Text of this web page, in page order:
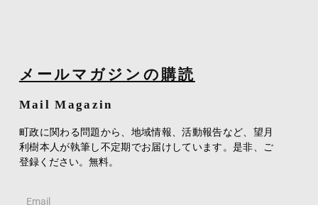
メールマガジンの購読
Mail Magazin
町政に関わる問題から、地域情報、活動報告など、望月
利樹本人が執筆し不定期でお届けしています。是非、ご
登録ください。無料。
Email